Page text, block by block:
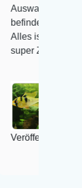
Fische
lebendig und
Gerne wieder
auf Google